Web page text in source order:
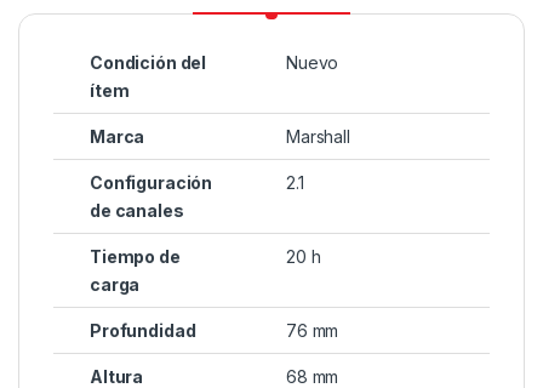
Condición del
ítem
Nuevo
Marca Marshall
Configuración
de canales
2.1
Tiempo de
carga
20 h
Profundidad 76 mm
Altura 68 mm